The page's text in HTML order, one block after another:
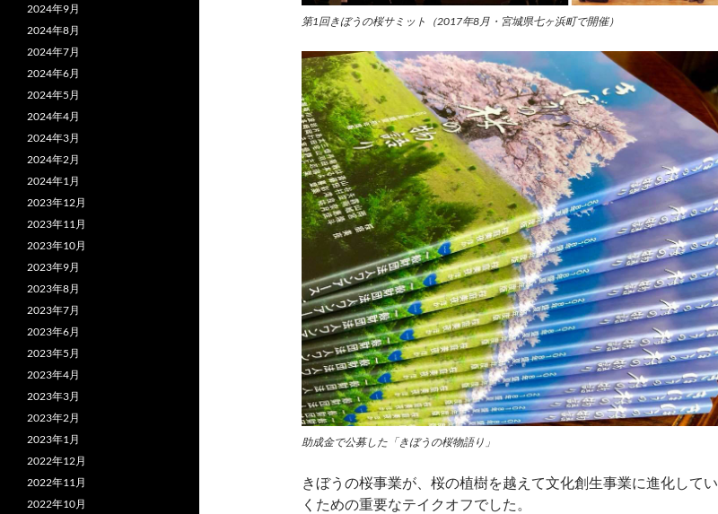
第1回きぼうの桜サミット（2017年8月・宮城県七ヶ浜町で開催）
助成金で公募した「きぼうの桜物語り」
きぼうの桜事業が、桜の植樹を越えて文化創生事業に進化してい
くための重要なテイクオフでした。
2024年9月
2024年8月
2024年7月
2024年6月
2024年5月
2024年4月
2024年3月
2024年2月
2024年1月
2023年12月
2023年11月
2023年10月
2023年9月
2023年8月
2023年7月
2023年6月
2023年5月
2023年4月
2023年3月
2023年2月
2023年1月
2022年12月
2022年11月
2022年10月